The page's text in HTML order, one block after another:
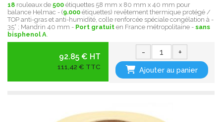
18 rouleaux de 500 étiquettes 58 mm x 80 mm x 40 mm pour
balance Helmac - (9.000 étiquettes) revêtement thermique protégé /
TOP anti-gras et anti-humidité, colle renforcée spéciale congélation à -
35° ; Mandrin 40 mm - Port gratuit en France métropolitaine - sans
bisphenol A
92.85 € HT
111,42 € TTC
- +
Ajouter au panier